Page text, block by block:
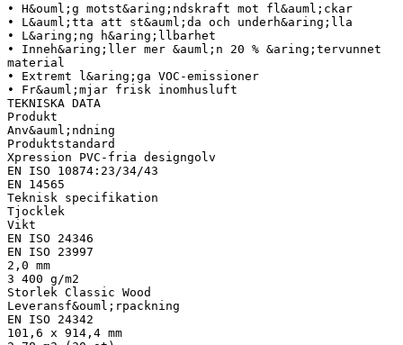
• H&ouml;g motst&aring;ndskraft mot fl&auml;ckar
• L&auml;tta att st&auml;da och underh&aring;lla
• L&aring;ng h&aring;llbarhet
• Inneh&aring;ller mer &auml;n 20 % &aring;tervunnet
material
• Extremt l&aring;ga VOC-emissioner
• Fr&auml;mjar frisk inomhusluft
TEKNISKA DATA
Produkt
Anv&auml;ndning
Produktstandard
Xpression PVC-fria designgolv
EN ISO 10874:23/34/43
EN 14565
Teknisk specifikation
Tjocklek
Vikt
EN ISO 24346
EN ISO 23997
2,0 mm
3 400 g/m2
Storlek Classic Wood
Leveransf&ouml;rpackning
EN ISO 24342
101,6 x 914,4 mm